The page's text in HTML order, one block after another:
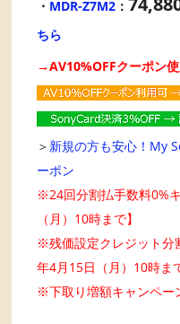
・ MDR-Z7M2 ：
ちら
→AV10%OFFクーポン
＞ 新規の方も安心！My
ーポン
※24回分割払手数料0%
（月）10時まで】
※残価設定クレジット分
年4月15日（月）10時ま
※下取り増額キャンペー